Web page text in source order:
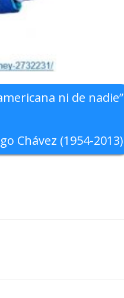
ni de nadie”
Chávez (1954-2013)